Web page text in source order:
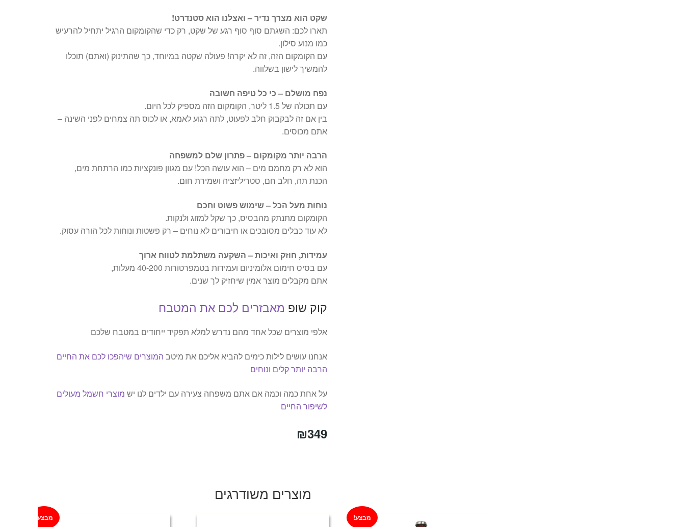
שקט הוא מצרך נדיר – ואצלנו הוא סטנדרט!
תארו לכם: השגתם סוף סוף רגע של שקט, רק כדי שהקומקום הרגיל יתחיל להרעיש
כמו מנוע סילון.
עם הקומקום הזה, זה לא יקרה! פעולה שקטה במיוחד, כך שהתינוק (ואתם) תוכלו
להמשיך לישון בשלווה.
נפח מושלם – כי כל טיפה חשובה
עם תכולה של 1.5 ליטר, הקומקום הזה מספיק לכל היום.
בין אם זה לבקבוק חלב לפעוט, לתה רגוע לאמא, או לכוס תה צמחים לפני השינה –
אתם מכוסים.
הרבה יותר מקומקום – פתרון שלם למשפחה
הוא לא רק מחמם מים – הוא עושה הכל! עם מגוון פונקציות כמו הרתחת מים,
הכנת תה, חלב חם, סטריליזציה ושמירת חום.
נוחות מעל הכל – שימוש פשוט וחכם
הקומקום מתנתק מהבסיס, כך שקל למזוג ולנקות.
לא עוד כבלים מסובכים או חיבורים לא נוחים – רק פשטות ונוחות לכל הורה עסוק.
עמידות, חוזק ואיכות – השקעה משתלמת לטווח ארוך
עם בסיס חימום אלומיניום ועמידות בטמפרטורות 40-200 מעלות,
אתם מקבלים מוצר אמין שיחזיק לך שנים.
קוק שופ מאבזרים לכם את המטבח
אלפי מוצרים שכל אחד מהם נדרש למלא תפקיד ייחודים במטבח שלכם
אנחנו עושים לילות כימים להביא אליכם את מיטב המוצרים שיהפכו לכם את החיים
הרבה יותר קלים ונוחים
על אחת כמה וכמה אם אתם משפחה צעירה עם ילדים לנו יש מוצרי חשמל מעולים
לשיפור החיים
₪349
מוצרים משודרגים
מבצע! מבצע!